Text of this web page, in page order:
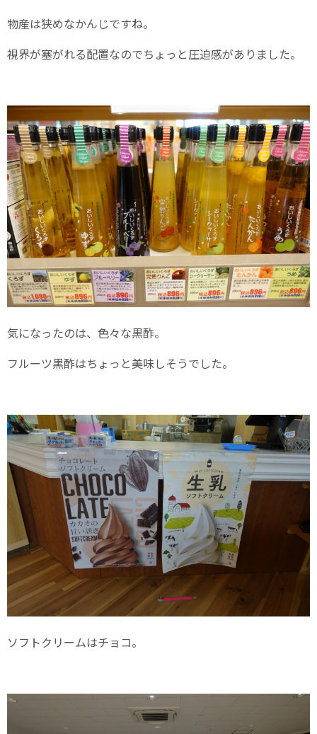
物産は狭めなかんじですね。
視界が塞がれる配置なのでちょっと圧迫感がありました。
気になったのは、色々な黒酢。
フルーツ黒酢はちょっと美味しそうでした。
ソフトクリームはチョコ。